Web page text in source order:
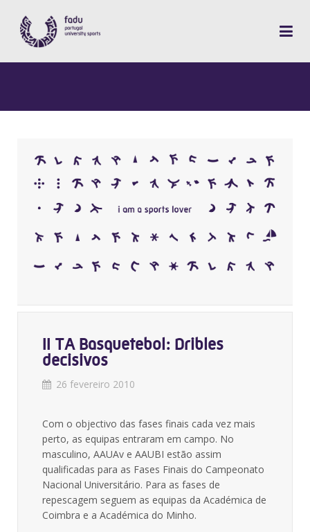
II TA Basquetebol: Dribles
decisivos
26 fevereiro 2010
Com o objectivo das fases finais cada vez mais
perto, as equipas entraram em campo. No
masculino, AAUAv e AAUBI estão assim
qualificadas para as Fases Finais do Campeonato
Nacional Universitário. Para as fases de
repescagem seguem as equipas da Académica de
Coimbra e a Académica do Minho.